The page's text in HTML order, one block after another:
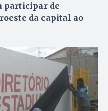
participar de
da capital ao